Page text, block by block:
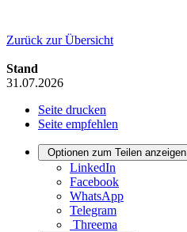
Zurück zur Übersicht
Stand
31.07.2026
Seite drucken
Seite empfehlen
Optionen zum Teilen anzeigen
LinkedIn
Facebook
WhatsApp
Telegram
Threema